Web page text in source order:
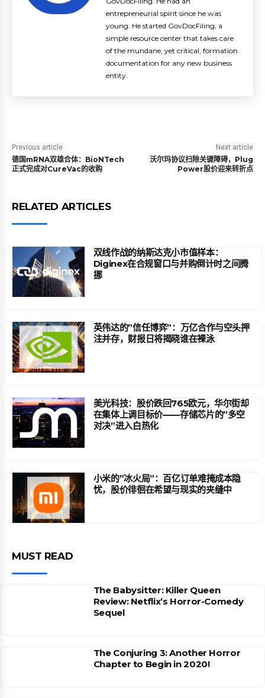
entrepreneurial spirit since he was
young. He started GovDocFiling, a
simple resource center that takes care
of the mundane, yet critical, formation
documentation for any new business
entity.
Previous article
德国mRNA双雄合体：BioNTech
正式完成对CureVac的收购
Next article
沃尔玛协议扫除关键障碍，Plug
Power股价迎来转折点
RELATED ARTICLES
双线作战的纳斯达克小市值样本：
Diginex在合规窗口与并购倒计时之间腾
挪
英伟达的”信任博弈”：万亿合作与空头押
注并存，财报日将揭晓谁在裸泳
美光科技：股价跌回765欧元，华尔街却
在集体上调目标价——存储芯片的”多空
对决”进入白热化
小米的”冰火局”：百亿订单难掩成本隐
忧，股价徘徊在希望与现实的夹缝中
MUST READ
The Babysitter: Killer Queen
Review: Netflix’s Horror-Comedy
Sequel
The Conjuring 3: Another Horror
Chapter to Begin in 2020!